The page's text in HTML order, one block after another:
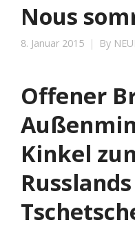
Nous
8. Januar 2015 By
Offener
Kinkel